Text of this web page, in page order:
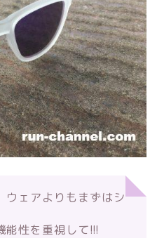
ウェアよりもまずはシ
能性を重視して!!!